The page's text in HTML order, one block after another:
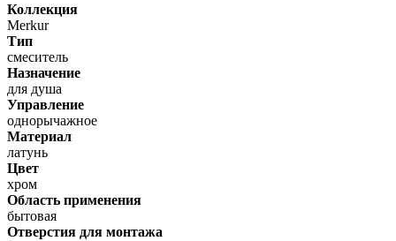
Коллекция
Merkur
Тип
смеситель
Назначение
для душа
Управление
однорычажное
Материал
латунь
Цвет
хром
Область применения
бытовая
Отверстия для монтажа